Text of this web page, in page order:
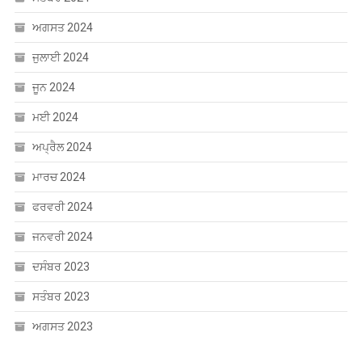
ਅਗਸਤ 2024
ਜੁਲਾਈ 2024
ਜੂਨ 2024
ਮਈ 2024
ਅਪ੍ਰੈਲ 2024
ਮਾਰਚ 2024
ਫਰਵਰੀ 2024
ਜਨਵਰੀ 2024
ਦਸੰਬਰ 2023
ਸਤੰਬਰ 2023
ਅਗਸਤ 2023